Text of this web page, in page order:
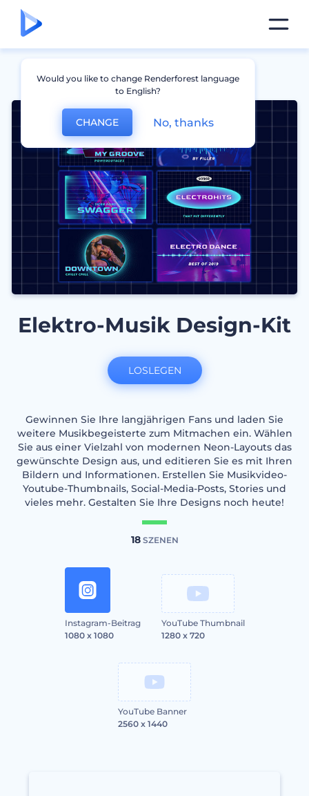
Elektro-Musik Design-Kit
Gewinnen Sie Ihre langjährigen Fans und laden Sie
weitere Musikbegeisterte zum Mitmachen ein. Wählen
Sie aus einer Vielzahl von modernen Neon-Layouts das
gewünschte Design aus, und editieren Sie es mit Ihren
Bildern und Informationen. Erstellen Sie Musikvideo-
Youtube-Thumbnails, Social-Media-Posts, Stories und
vieles mehr. Gestalten Sie Ihre Designs noch heute!
18SZENEN
Instagram-Beitrag
1080 x 1080
YouTube Thumbnail
1280 x 720
YouTube Banner
2560 x 1440
LOSLEGEN
Would you like to change Renderforest language
to English?
CHANGE No, thanks